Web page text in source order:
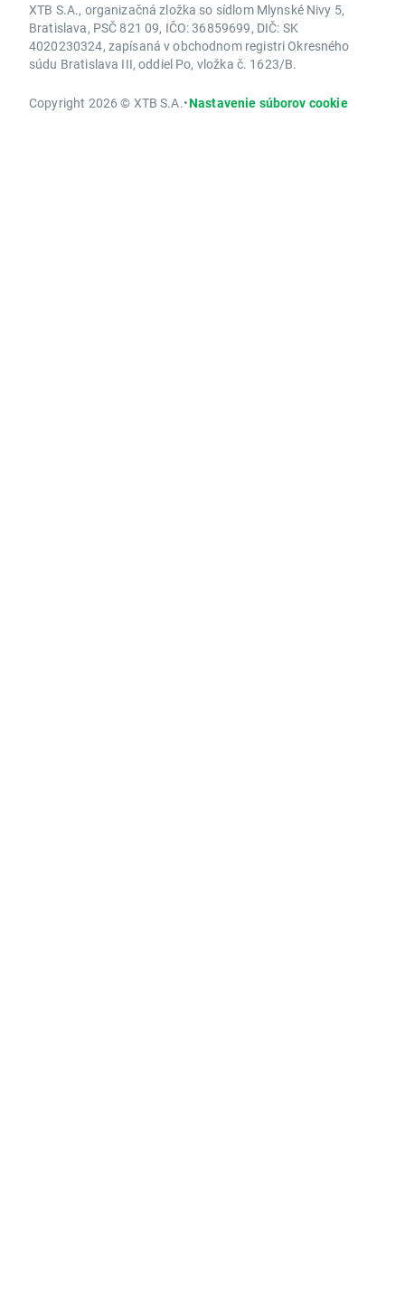
XTB S.A., organizačná zložka so sídlom Mlynské Nivy 5,
Bratislava, PSČ 821 09, IČO: 36859699, DIČ: SK
4020230324, zapísaná v obchodnom registri Okresného
súdu Bratislava III, oddiel Po, vložka č. 1623/B.
Copyright 2026 © XTB S.A.•Nastavenie súborov cookie